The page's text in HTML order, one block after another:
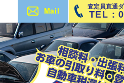
Mail 査定員直通
TEL :